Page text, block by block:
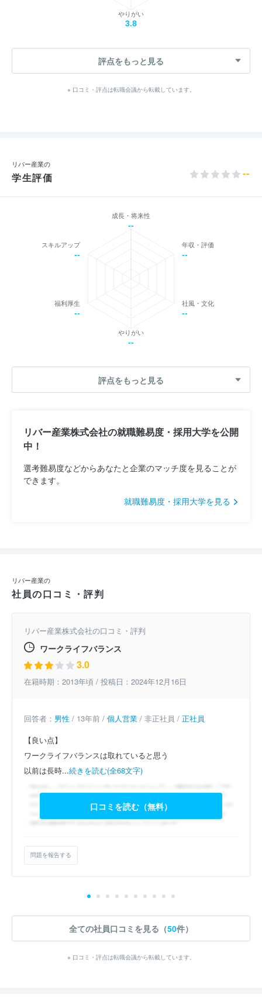
やりがい
3.8
評点をもっと見る
※ 口コミ・評点は転職会議から転載しています。
リバー産業の
学生評価 --
成長・将来性
--
年収・評価
--
社風・文化
--
やりがい
--
福利厚生
--
スキルアップ
--
評点をもっと見る
リバー産業株式会社の就職難易度・採用大学を公開
中！
選考難易度などからあなたと企業のマッチ度を見ることが
できます。
就職難易度・採用大学を見る
リバー産業の
社員の口コミ・評判
リバー産業株式会社の口コミ・評判
ワークライフバランス
3.0
在籍時期：2013年頃 / 投稿日：2024年12月16日
回答者： 男性 / 13年前 / 個人営業 / 非正社員 / 正社員
【良い点】
ワークライフバランスは取れていると思う
以前は長時...続きを読む(全68文字)
口コミを読む（無料）
問題を報告する
全ての社員口コミを見る（50件）
※ 口コミ・評点は転職会議から転載しています。